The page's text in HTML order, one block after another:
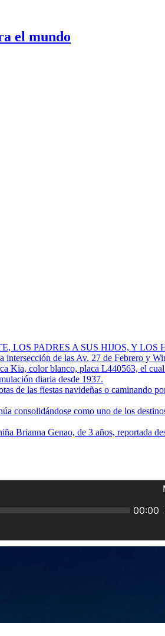
el mundo
LOS PADRES A SUS HIJOS, Y
intersección de las Av. 27 de Febrero y
Kia, color blanco, placa L440563, el cual
diaria desde 1937.
de las fiestas navideñas o caminando
consolidándose como uno de los
Brianna Genao, de 3 años, reportada